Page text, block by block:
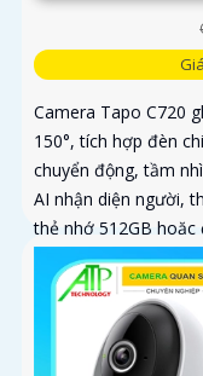
Camera Tapo C720
150°, tích hợp đèn
chuyển động, tầm
AI nhận diện người,
thẻ nhớ 512GB hoặc